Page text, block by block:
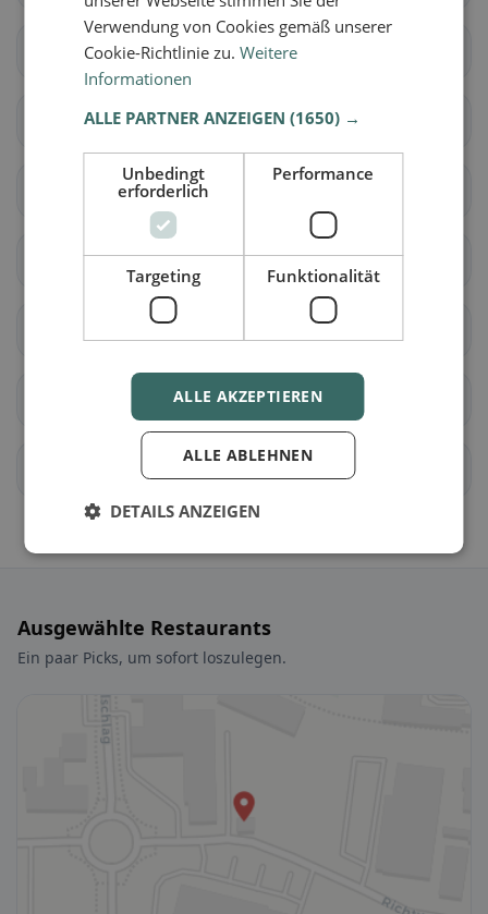
Hilpoltstein Georgensgmünd
Greding Spalt
Thalmässing
Abenberg Büchenbach
Mildach
Ausgewählte Restaurants
Ein paar Picks, um sofort loszulegen.
Verwendung von Cookies gemäß unserer
Cookie-Richtlinie zu.Weitere
Informationen
ALLE PARTNER ANZEIGEN(1650) →
Unbedingt
erforderlich
Performance
Targeting Funktionalität
ALLE AKZEPTIEREN
ALLE ABLEHNEN
DETAILS ANZEIGEN